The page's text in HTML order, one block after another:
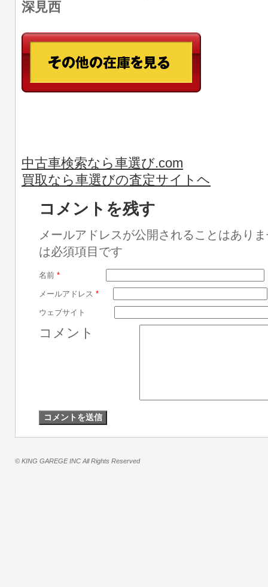
深見西
中古車検索なら車選び.com
買取なら車選びの査定サイトヘ
コメントを残す
メールアドレスが公開されることはあり
は必須項目です
名前 *
メールアドレス *
ウェブサイト
コメント
© KING GAREGE INC All Rights Reserved